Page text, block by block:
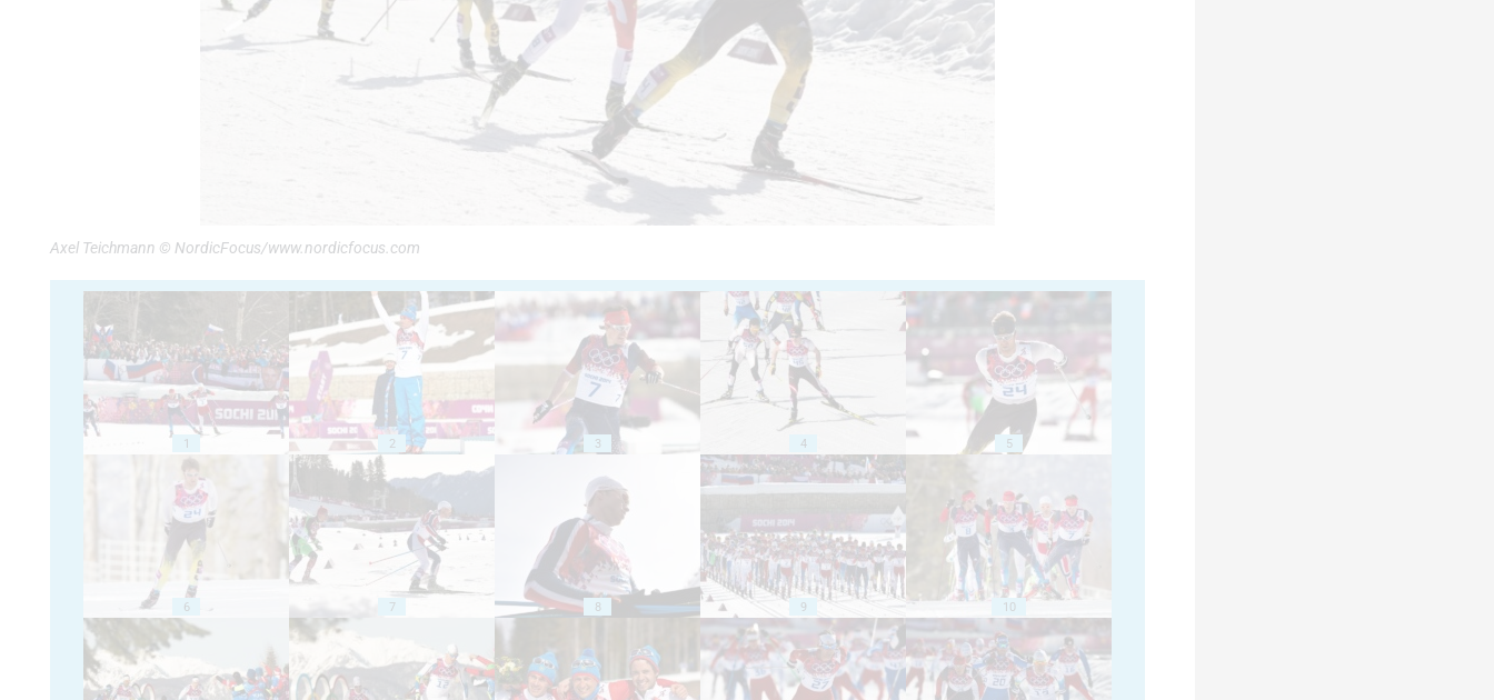
Axel Teichmann © NordicFocus/www.nordicfocus.com
1 2 3 4 5
6 7 8 9 10